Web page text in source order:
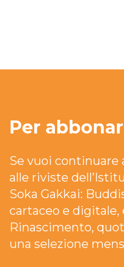
Per
Se vuoi continuare
alle riviste
Soka Gakkai:
cartaceo e digitale,
Rinascimento,
una selezione